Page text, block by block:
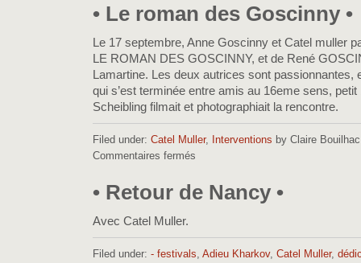
rencontres
•
• Le roman des Goscinny •
Le 17 septembre, Anne Goscinny et Catel muller
LE ROMAN DES GOSCINNY, et de René
Lamartine. Les deux autrices sont passionnantes,
qui s’est terminée entre amis au 16eme sens,
Scheibling filmait et photographiait la rencontre.
Filed under: Catel Muller, Interventions by Claire Bouilhac
Commentaires fermés
roman
•
• Retour de Nancy •
Avec Catel Muller.
Filed under: - festivals, Adieu Kharkov, Catel Muller,